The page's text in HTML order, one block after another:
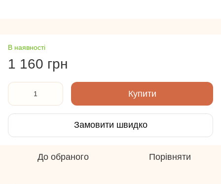
В наявності
1 160 грн
Купити
Замовити швидко
До обраного Порівняти